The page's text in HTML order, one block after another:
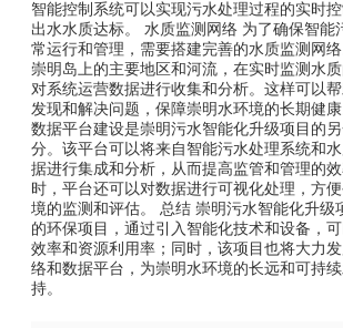
智能控制系统可以实现污水处理过程的实时
出水水质达标。 水质监测网络 为了确保智能
常运行和管理，需要搭建完善的水质监测网
崇明岛上的主要地区和河流，在实时监测水
对系统运营数据进行收集和分析。这样可以
发现和解决问题，保障崇明水环境的长期健
数据平台建设是崇明污水智能化升级项目的
分。该平台可以将来自智能污水处理系统和
据进行集成和分析，从而提高监管和管理的
时，平台还可以对数据进行可视化处理，方
境的监测和评估。 总结 崇明污水智能化升级
的环保项目，通过引入智能化技术和设备，
效率和资源利用率；同时，该项目也将大力
络和数据平台，为崇明水环境的长远和可持
持。